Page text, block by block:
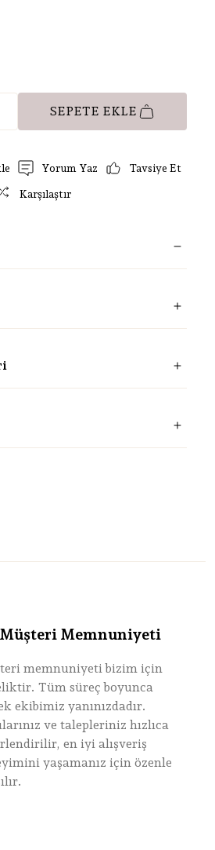
SEPETE EKLE
Yorum Yaz Tavsiye Et
Karşılaştır
Müşteri Memnuniyeti
memnuniyeti bizim için
Tüm süreç boyunca
ekibimiz yanınızdadır.
ve talepleriniz hızlıca
en iyi alışveriş
yaşamanız için özenle